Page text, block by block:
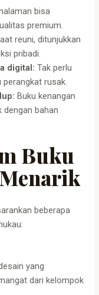
bisa
premium.
reuni, ditunjukkan
pribadi.
digital: Tak perlu
rusak.
Buku kenangan
dengan bahan
Buku
beberapa
yang
dari kelompok